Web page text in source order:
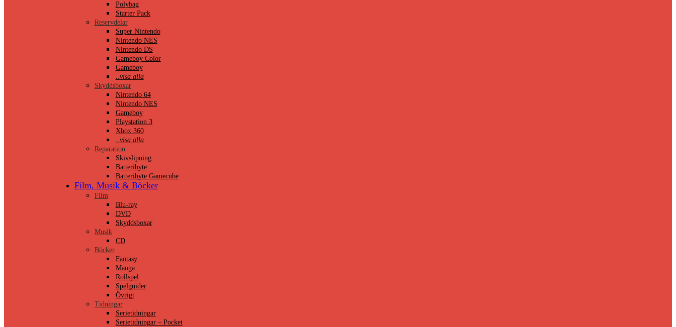
Polybag
Starter Pack
Reservdelar
Super Nintendo
Nintendo NES
Nintendo DS
Gameboy Color
Gameboy
..visa alla
Skyddsboxar
Nintendo 64
Nintendo NES
Gameboy
Playstation 3
Xbox 360
..visa alla
Reparation
Skivslipning
Batteribyte
Batteribyte Gamecube
Film, Musik & Böcker
Film
Blu-ray
DVD
Skyddsboxar
Musik
CD
Böcker
Fantasy
Manga
Rollspel
Spelguider
Övrigt
Tidningar
Serietidningar
Serietidningar – Pocket